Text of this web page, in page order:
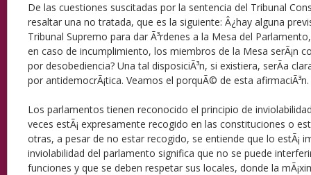
De las cuestiones suscitadas por la sentencia del Tribunal
resaltar una no tratada, que es la siguiente: Â¿hay alguna
Tribunal Supremo para dar Ã³rdenes a la Mesa del
en caso de incumplimiento, los miembros de la Mesa serÃ¡n
por desobediencia? Una tal disposiciÃ³n, si existiera, serÃ­a
por antidemocrÃ¡tica. Veamos el porquÃ© de esta afirmaciÃ³n.
Los parlamentos tienen reconocido el principio de
veces estÃ¡ expresamente recogido en las constituciones o
otras, a pesar de no estar recogido, se entiende que lo estÃ¡
inviolabilidad del parlamento significa que no se puede
funciones y que se deben respetar sus locales, donde la